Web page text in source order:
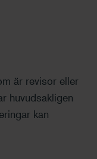
är revisor eller
huvudsakligen
kan